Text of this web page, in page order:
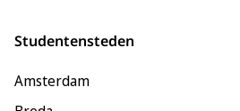
Studentensteden
Amsterdam